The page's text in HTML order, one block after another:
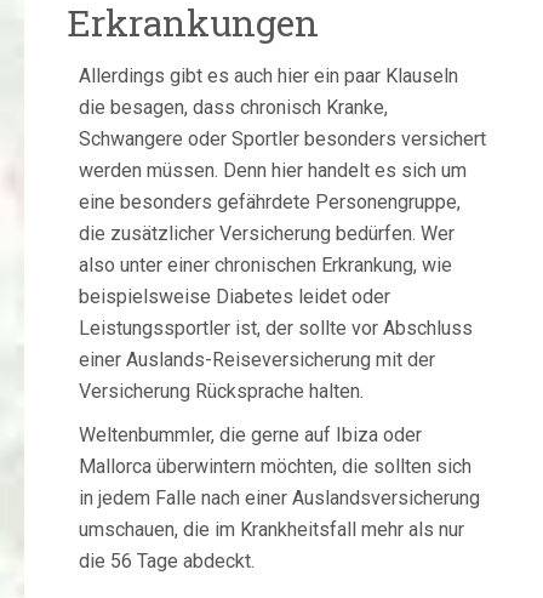
Erkrankungen
Allerdings gibt es auch hier ein paar Klauseln
die besagen, dass chronisch Kranke,
Schwangere oder Sportler besonders versichert
werden müssen. Denn hier handelt es sich um
eine besonders gefährdete Personengruppe,
die zusätzlicher Versicherung bedürfen. Wer
also unter einer chronischen Erkrankung, wie
beispielsweise Diabetes leidet oder
Leistungssportler ist, der sollte vor Abschluss
einer Auslands-Reiseversicherung mit der
Versicherung Rücksprache halten.
Weltenbummler, die gerne auf Ibiza oder
Mallorca überwintern möchten, die sollten sich
in jedem Falle nach einer Auslandsversicherung
umschauen, die im Krankheitsfall mehr als nur
die 56 Tage abdeckt.